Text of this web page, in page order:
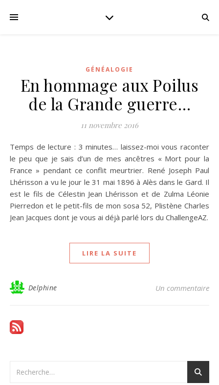
GÉNÉALOGIE
En hommage aux Poilus
de la Grande guerre…
11 novembre 2016
Temps de lecture : 3 minutes… laissez-moi vous raconter
le peu que je sais d’un de mes ancêtres « Mort pour la
France » pendant ce conflit meurtrier. René Joseph Paul
Lhérisson a vu le jour le 31 mai 1896 à Alès dans le Gard. Il
est le fils de Célestin Jean Lhérisson et de Zulma Léonie
Pierredon et le petit-fils de mon sosa 52, Plistène Charles
Jean Jacques dont je vous ai déjà parlé lors du ChallengeAZ.
LIRE LA SUITE
Delphine Un commentaire